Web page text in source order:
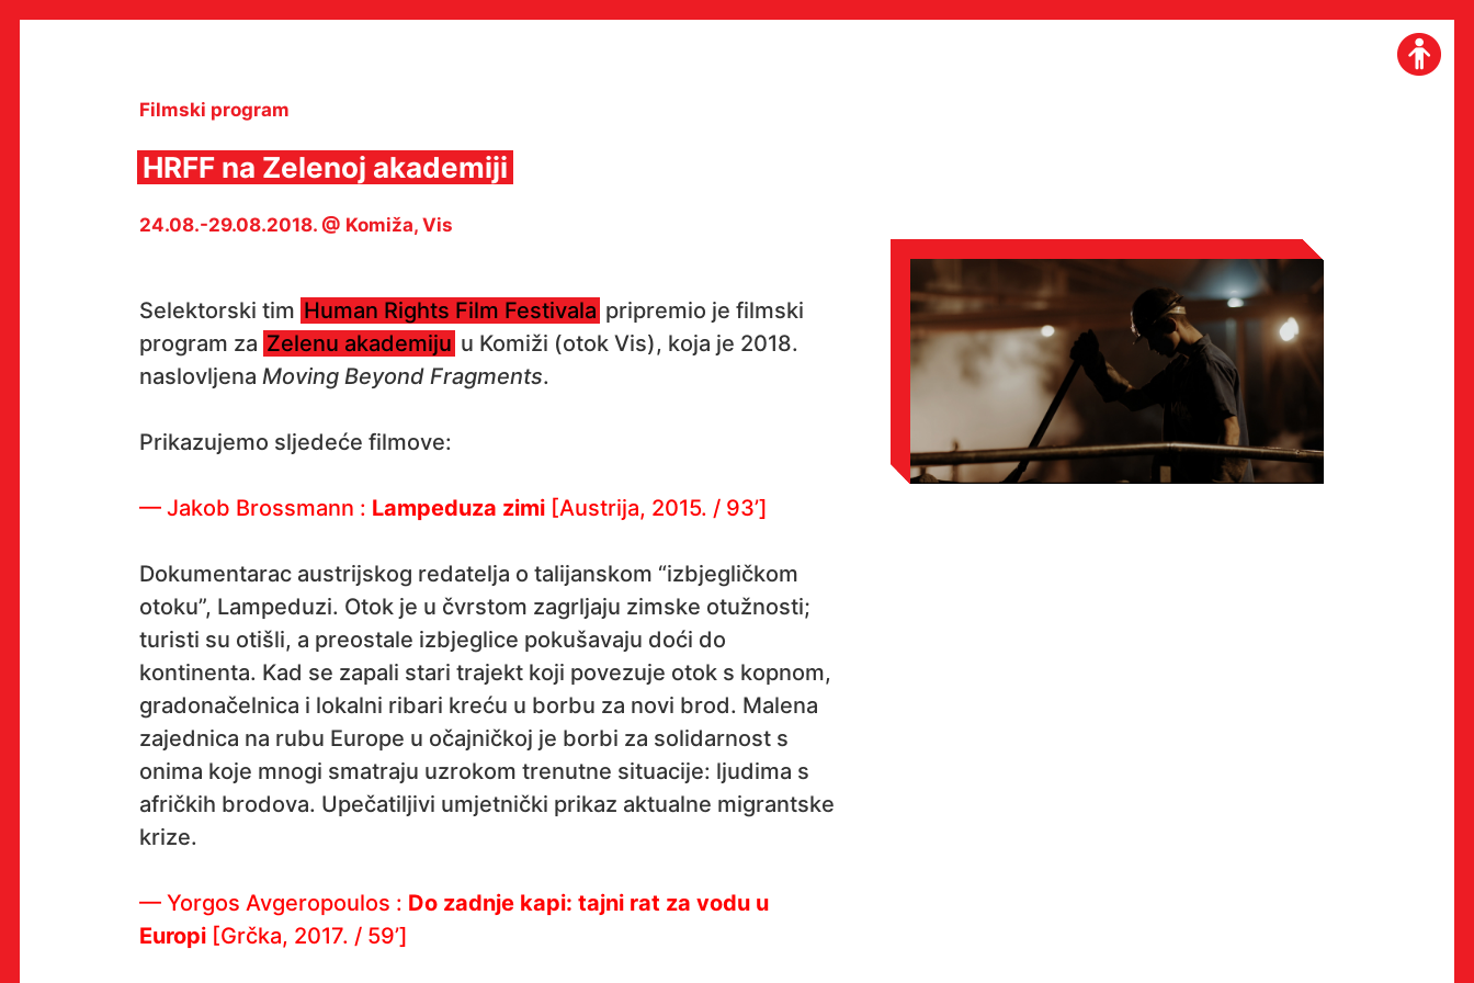
IZDAVAŠTVO
KONTAKT
OK!
PROSTOR
Preradovićeva 18,
10000 Zagreb
Filmski program
HRFF na Zelenoj akademiji
24.08.-29.08.2018. @ Komiža, Vis
Selektorski tim Human Rights Film Festivala pripremio je filmski
program za Zelenu akademiju u Komiži (otok Vis), koja je 2018.
naslovljena Moving Beyond Fragments.
Prikazujemo sljedeće filmove:
— Jakob Brossmann : Lampeduza zimi [Austrija, 2015. / 93’]
Dokumentarac austrijskog redatelja o talijanskom “izbjegličkom
otoku”, Lampeduzi. Otok je u čvrstom zagrljaju zimske otužnosti;
turisti su otišli, a preostale izbjeglice pokušavaju doći do
kontinenta. Kad se zapali stari trajekt koji povezuje otok s kopnom,
gradonačelnica i lokalni ribari kreću u borbu za novi brod. Malena
zajednica na rubu Europe u očajničkoj je borbi za solidarnost s
onima koje mnogi smatraju uzrokom trenutne situacije: ljudima s
afričkih brodova. Upečatiljivi umjetnički prikaz aktualne migrantske
krize.
— Yorgos Avgeropoulos : Do zadnje kapi: tajni rat za vodu u
Europi [Grčka, 2017. / 59’]